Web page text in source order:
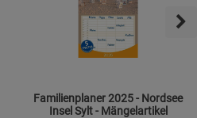
Familienplaner 2025 - Nordsee
Insel Sylt - Mängelartikel